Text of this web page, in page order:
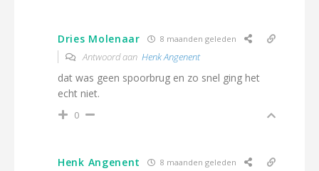
Dries Molenaar 8 maanden geleden
Antwoord aan Henk Angenent
dat was geen spoorbrug en zo snel ging het
echt niet.
0
Henk Angenent 8 maanden geleden